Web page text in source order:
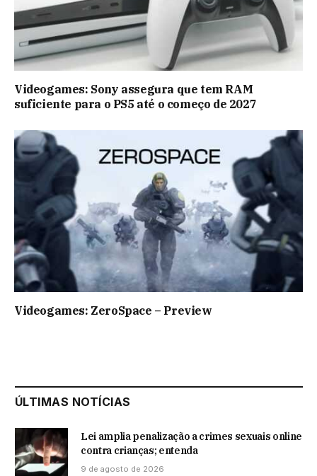
Videogames: Sony assegura que tem RAM
suficiente para o PS5 até o começo de 2027
Videogames: ZeroSpace – Preview
ÚLTIMAS NOTÍCIAS
Lei amplia penalização a crimes sexuais online
contra crianças; entenda
9 de agosto de 2026